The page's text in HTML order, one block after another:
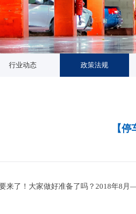
行业动态 政策法规
【
了！大家做好准备了吗？2018年8月